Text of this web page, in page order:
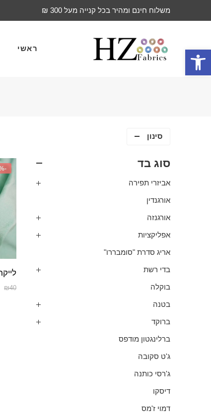
פתח סרגל נגישות
משלוח חינם ומהיר בכל קנייה מעל 300 ₪
ראשי
סינון
-13%
₪40
סוג בד
אביזרי תפירה
אורגנדין
אורגנזה
אפליקציות
אריג סדרת "סומבררו"
בדי רשת
בוקלה
בטנה
ברוקד
ברלינגטון מודפס
ג'ט סקובה
ג'רסי כותנה
דיסקו
דמוי ז'מס